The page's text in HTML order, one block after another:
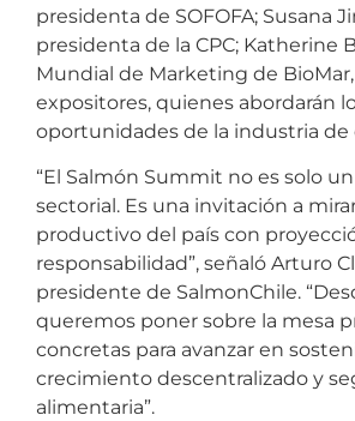
presidenta de SOFOFA; Susana
presidenta de la CPC; Katherine
Mundial de Marketing de
expositores, quienes abordarán
oportunidades de la industria de
“El Salmón Summit no es solo
sectorial. Es una invitación a
productivo del país con
responsabilidad”, señaló Arturo
presidente de SalmonChile.
queremos poner sobre la mesa
concretas para avanzar en
crecimiento descentralizado y
alimentaria”.